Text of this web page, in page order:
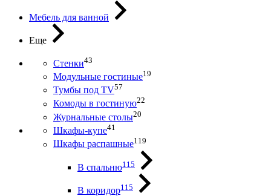
Мебель для ванной
Еще
Стенки43
Модульные гостиные19
Тумбы под ТV57
Комоды в гостиную22
Журнальные столы20
Шкафы-купе41
Шкафы распашные119
В спальню115
В коридор115